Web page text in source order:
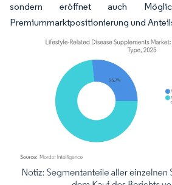
sondern eröffnet auch
Premiummarktpositionierung und
Bild © Mordor Intelligence. Wiederverwendung